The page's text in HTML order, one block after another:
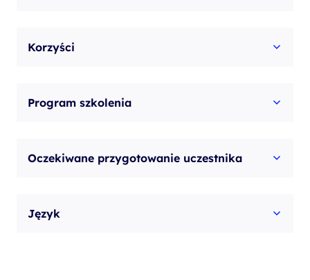
Korzyści
Program szkolenia
Oczekiwane przygotowanie uczestnika
Język